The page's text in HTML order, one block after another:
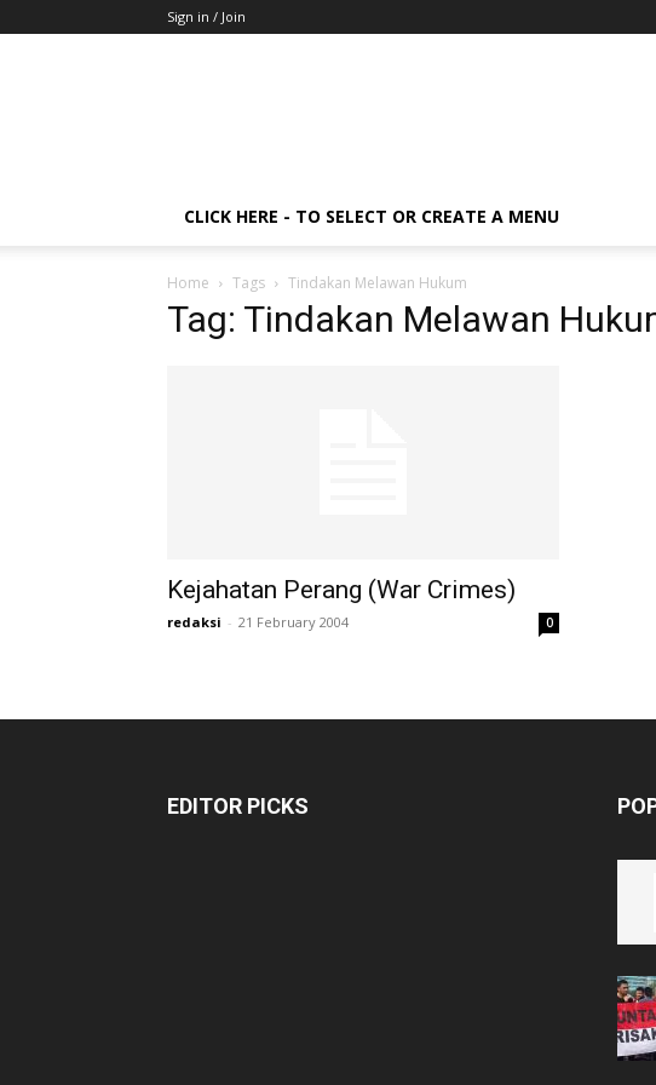
Sign in / Join
CLICK HERE - TO SELECT OR CREATE A MENU
Home Tags Tindakan Melawan Hukum
Tag: Tindakan Melawan
Kejahatan Perang (War Crimes)
redaksi - 21 February 2004 0
EDITOR PICKS